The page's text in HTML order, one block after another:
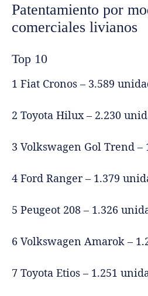
Patentamiento por
comerciales livianos
Top 10
1 Fiat Cronos – 3.589
2 Toyota Hilux – 2.230
3 Volkswagen Gol Trend –
4 Ford Ranger – 1.379
5 Peugeot 208 – 1.326
6 Volkswagen Amarok –
7 Toyota Etios – 1.251